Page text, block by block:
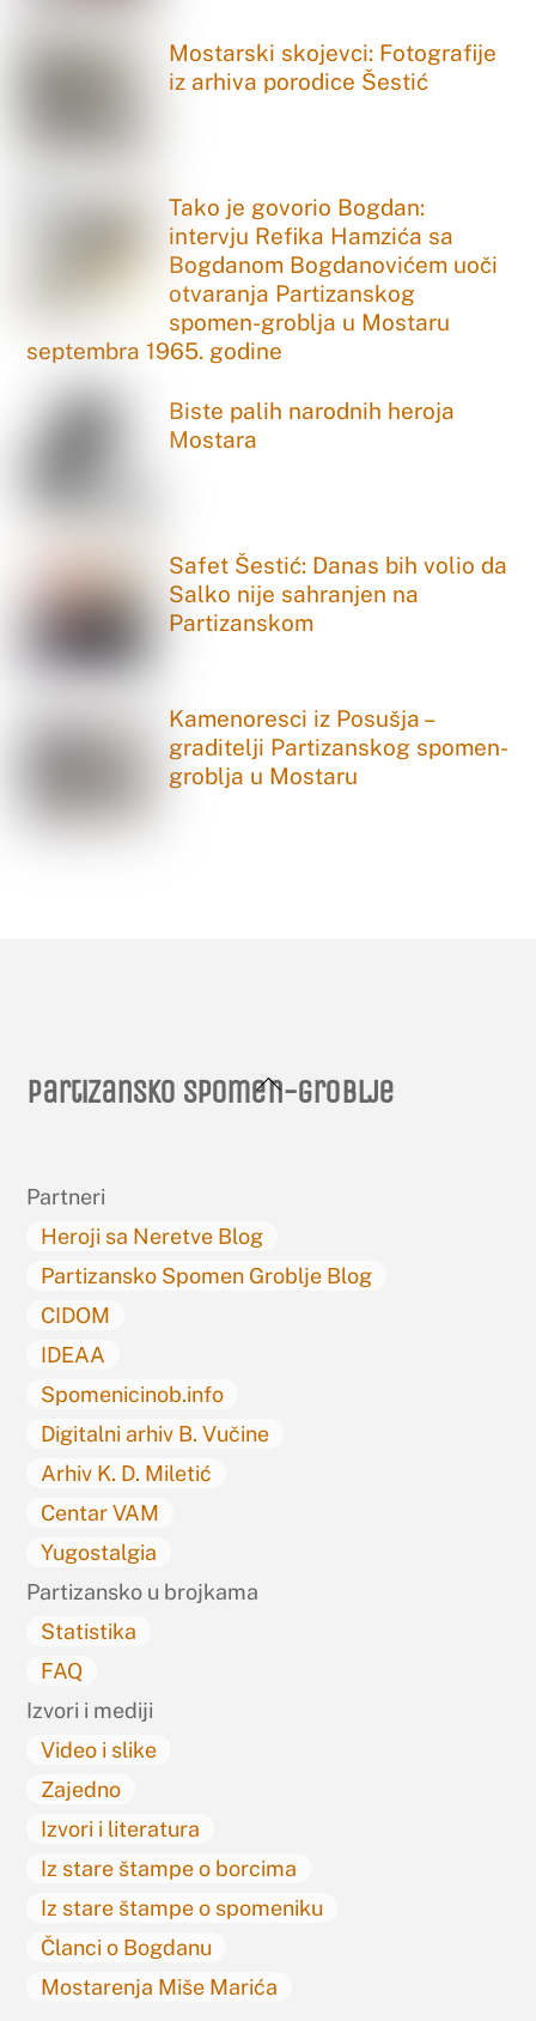
Mostarski skojevci: Fotografije
iz arhiva porodice Šestić
Tako je govorio Bogdan:
intervju Refika Hamzića sa
Bogdanom Bogdanovićem uoči
otvaranja Partizanskog
spomen-groblja u Mostaru
septembra 1965. godine
Biste palih narodnih heroja
Mostara
Safet Šestić: Danas bih volio da
Salko nije sahranjen na
Partizanskom
Kamenoresci iz Posušja –
graditelji Partizanskog spomen-
groblja u Mostaru
Back
Partizansko spomen-groblje
Partneri
Heroji sa Neretve Blog
Partizansko Spomen Groblje Blog
CIDOM
IDEAA
Spomenicinob.info
Digitalni arhiv B. Vučine
Arhiv K. D. Miletić
Centar VAM
Yugostalgia
Partizansko u brojkama
Statistika
FAQ
Izvori i mediji
Video i slike
Zajedno
Izvori i literatura
Iz stare štampe o borcima
Iz stare štampe o spomeniku
Članci o Bogdanu
Mostarenja Miše Marića